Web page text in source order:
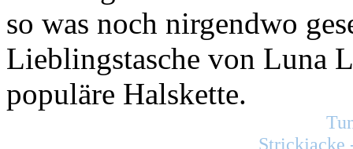
so was noch nirgendwo
Lieblingstasche von Luna
populäre Halskette.
Strickjacke